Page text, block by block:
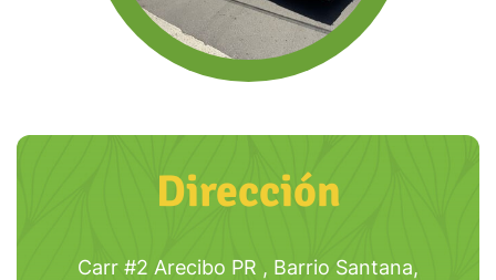
Dirección
Carr #2 Arecibo PR , Barrio Santana,